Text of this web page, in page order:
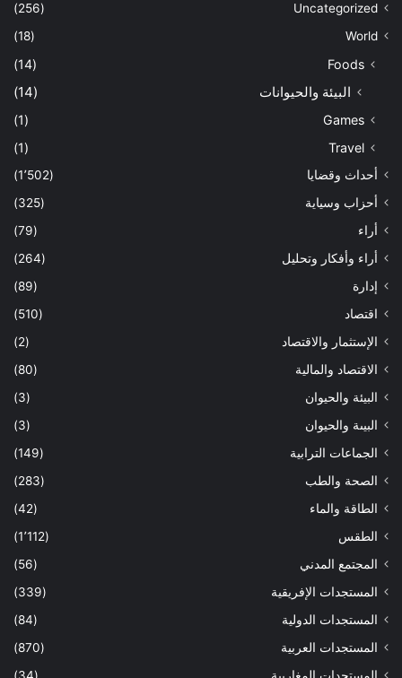
Uncategorized
(256)
World
(18)
Foods
(14)
البيئة والحيوانات (14)
Games
(1)
Travel
(1)
أحداث وقضايا
(1٬502)
أحزاب وسياية
(325)
أراء
(79)
أراء وأفكار وتحليل
(264)
إدارة
(89)
اقتصاد
(510)
الإستثمار والاقتصاد
(2)
الاقتصاد والمالية
(80)
البيئة والحيوان
(3)
البيىة والحيوان
(3)
الجماعات الترابية
(149)
الصحة والطب
(283)
الطاقة والماء
(42)
الطقس
(1٬112)
المجتمع المدني
(56)
المستجدات الإفريقية
(339)
المستجدات الدولية
(84)
المستجدات العربية
(870)